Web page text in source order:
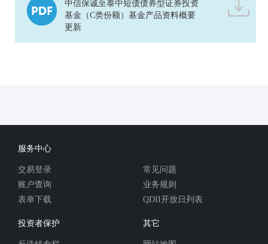
中信保诚至泰中短债债券型证券投资
基金（C类份额）基金产品资料概要
更新
服务中心
交易登录
账户查询
表单下载
常见问题
业务规则
QDII开放日列表
投资者保护 其它